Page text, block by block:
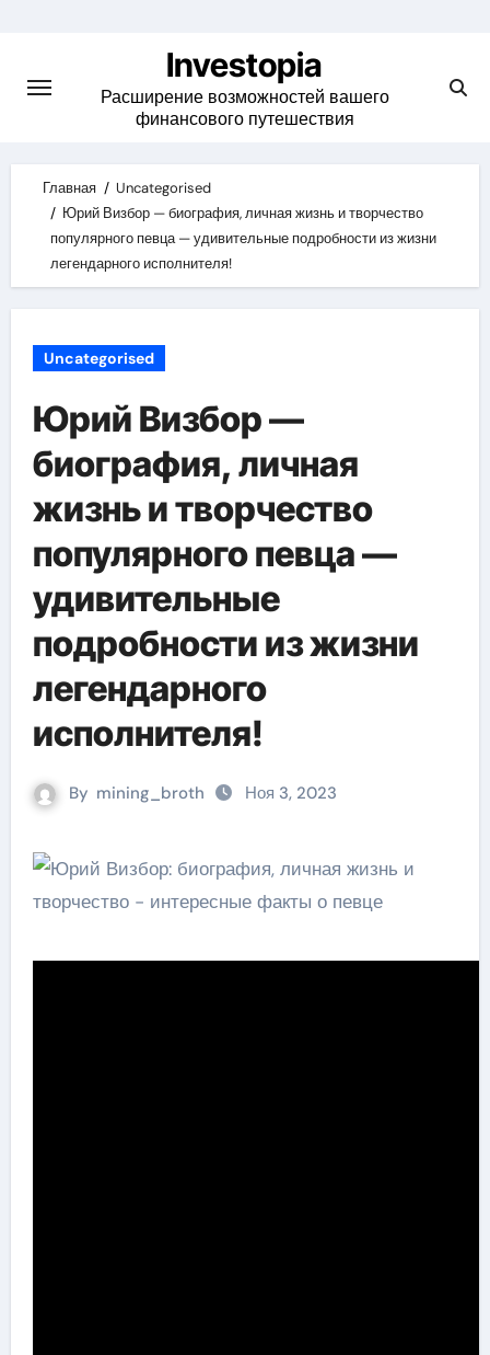
content
Investopia
Расширение возможностей вашего
финансового путешествия
Главная
Uncategorised
Юрий Визбор — биография, личная жизнь и творчество
популярного певца — удивительные подробности из жизни
легендарного исполнителя!
Uncategorised
Юрий Визбор —
биография, личная
жизнь и творчество
популярного певца —
удивительные
подробности из жизни
легендарного
исполнителя!
By mining_broth Ноя 3, 2023